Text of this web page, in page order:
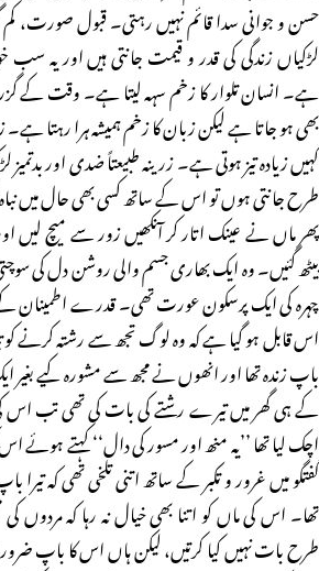
حسن و جوانی سدا قائم نہیں رہتی۔ قبول صورت،
لڑکیاں زندگی کی قدر و قیمت جانتی ہیں اور یہ سب
ہے۔ انسان تلوار کا زخم سہہ لیتا ہے۔ وقت کے
بھی ہو جاتا ہے لیکن زبان کا زخم ہمیشہ ہرا رہتا
کہیں زیادہ تیز ہوتی ہے۔ زرینہ طبیعتاً ضدی اور
طرح جانتی ہوں تو اس کے ساتھ کسی بھی حال میں
پھر ماں نے عینک اتار کر آنکھیں زور سے میچ لیں
بیٹھ گئیں۔ وہ ایک بھاری جسم والی روشن دل کی
چہرہ کی ایک پرسکون عورت تھی۔ قدرے اطمینان کے
اس قابل ہو گیا ہے کہ وہ لوگ تجھ سے رشتہ کرنے کو
باپ زندہ تھا اور انھوں نے مجھ سے مشورہ کیے
کے ہی گھر میں تیرے رشتے کی بات کی تھی تب اس
اچک لیا تھا ’’یہ منھ اور مسور کی دال‘‘ کہتے ہوئے اس
گفتگو میں غرور و تکبر کے ساتھ اتنی تلخی تھی کہ
تھا۔ اس کی ماں کو اتنا بھی خیال نہ رہا کہ
طرح بات نہیں کیا کرتیں، لیکن ہاں اس کا باپ